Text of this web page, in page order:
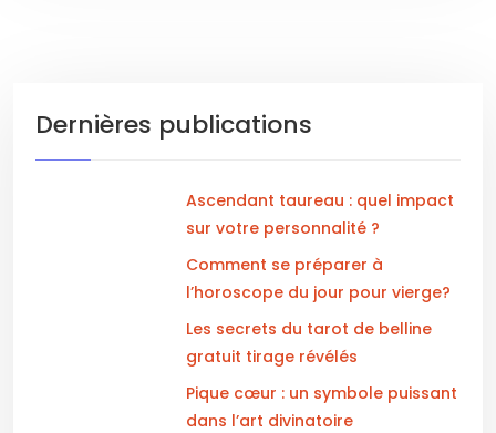
Dernières publications
Ascendant taureau : quel impact
sur votre personnalité ?
Comment se préparer à
l’horoscope du jour pour vierge?
Les secrets du tarot de belline
gratuit tirage révélés
Pique cœur : un symbole puissant
dans l’art divinatoire